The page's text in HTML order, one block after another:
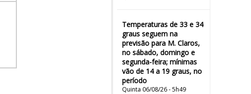
Temperaturas de 33 e 34
graus seguem na
previsão para M. Claros,
no sábado, domingo e
segunda-feira; mínimas
vão de 14 a 19 graus, no
período
Quinta 06/08/26 - 5h49